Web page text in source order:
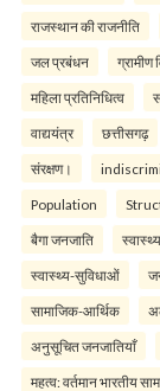
राजस्थान की राजनीति
जल प्रबंधन ग्रामीण
महिला प्रतिनिधित्व
वाद्ययंत्र छत्तीसगढ़
संरक्षण।
Population
बैगा जनजाति
स्वास्थ्य-सुविधाओं
सामाजिक-आर्थिक
अनुसूचित जनजातियाँ
महत्व: वर्तमान भारतीय